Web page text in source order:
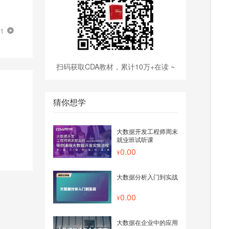
扫码获取CDA教材，累计10万+在读 ~
猜你想学
大数据开发工程师周末
就业班试听课
0.00
大数据分析入门到实战
0.00
大数据在企业中的应用